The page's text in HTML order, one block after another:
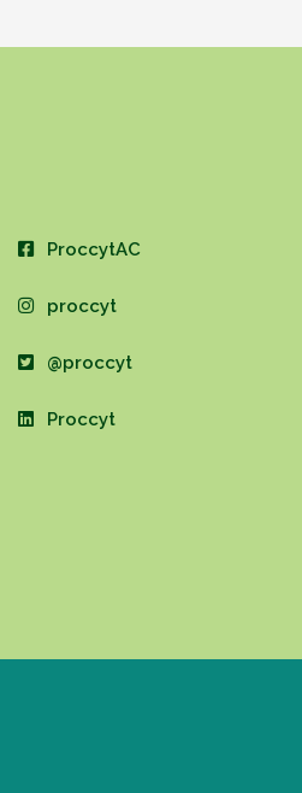
ProccytAC
proccyt
@proccyt
Proccyt